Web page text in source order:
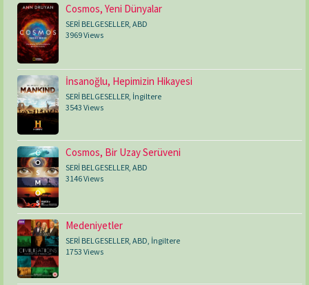
Cosmos, Yeni Dünyalar
SERİ BELGESELLER, ABD
3969 Views
İnsanoğlu, Hepimizin Hikayesi
SERİ BELGESELLER, İngiltere
3543 Views
Cosmos, Bir Uzay Serüveni
SERİ BELGESELLER ABD
3146 Views
Medeniyetler
SERİ BELGESELLER ABD İngiltere
1753 Views